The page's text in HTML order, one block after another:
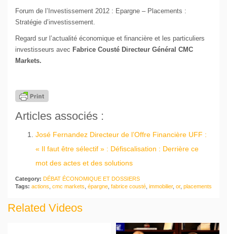
Forum de l’Investissement 2012 : Epargne – Placements :
Stratégie d’investissement.
Regard sur l’actualité économique et financière et les particuliers
investisseurs avec Fabrice Cousté Directeur Général CMC
Markets.
Articles associés :
José Fernandez Directeur de l’Offre Financière UFF :
« Il faut être sélectif » : Défiscalisation : Derrière ce
mot des actes et des solutions
Category: DÉBAT ÉCONOMIQUE ET DOSSIERS
Tags: actions cmc markets épargne fabrice cousté immobilier, or, placements
Related Videos